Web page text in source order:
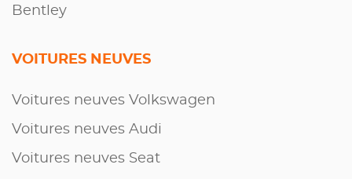
Bentley
VOITURES NEUVES
Voitures neuves Volkswagen
Voitures neuves Audi
Voitures neuves Seat